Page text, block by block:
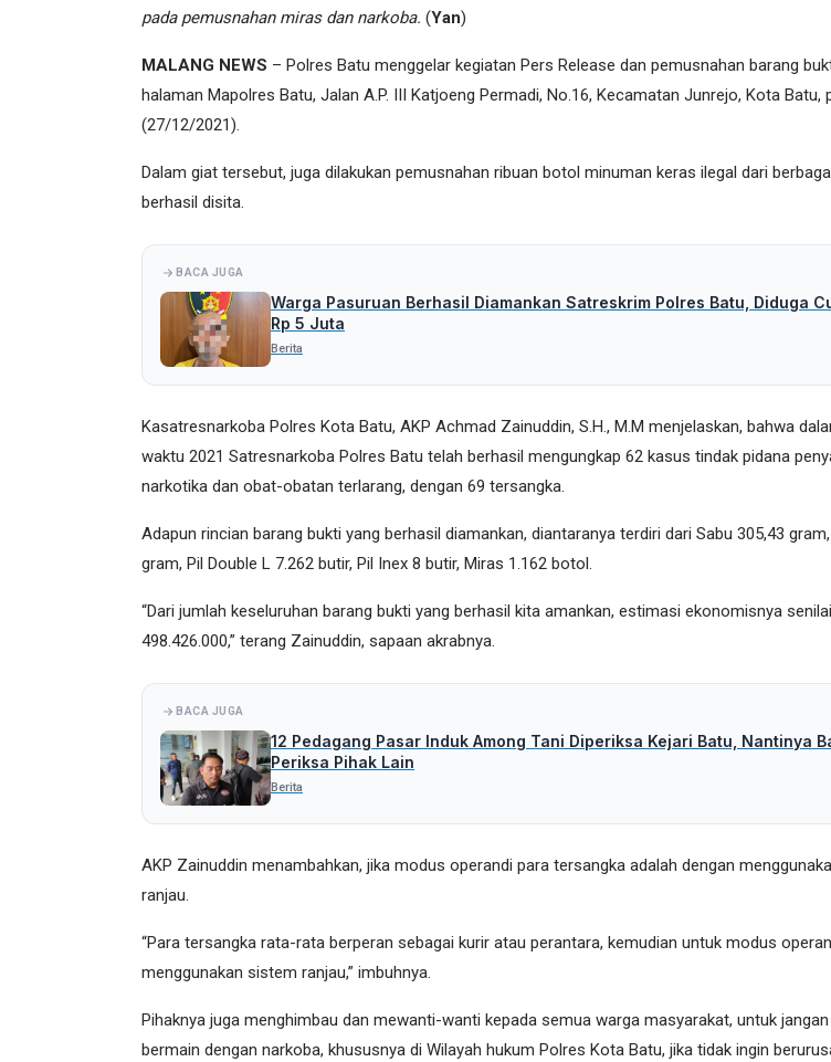
pada pemusnahan miras dan narkoba. (Yan)
MALANG NEWS – Polres Batu menggelar kegiatan Pers Release dan pemusnahan barang
halaman Mapolres Batu, Jalan A.P. III Katjoeng Permadi, No.16, Kecamatan Junrejo, Kota Batu,
(27/12/2021).
Dalam giat tersebut, juga dilakukan pemusnahan ribuan botol minuman keras ilegal dari
berhasil disita.
BACA JUGA
Warga Pasuruan Berhasil Diamankan Satreskrim Polres Batu, Diduga
Rp 5 Juta
Berita
Kasatresnarkoba Polres Kota Batu, AKP Achmad Zainuddin, S.H., M.M menjelaskan, bahwa
waktu 2021 Satresnarkoba Polres Batu telah berhasil mengungkap 62 kasus tindak pidana
narkotika dan obat-obatan terlarang, dengan 69 tersangka.
Adapun rincian barang bukti yang berhasil diamankan, diantaranya terdiri dari Sabu 305,43
gram, Pil Double L 7.262 butir, Pil Inex 8 butir, Miras 1.162 botol.
“Dari jumlah keseluruhan barang bukti yang berhasil kita amankan, estimasi ekonomisnya
498.426.000,” terang Zainuddin, sapaan akrabnya.
BACA JUGA
12 Pedagang Pasar Induk Among Tani Diperiksa Kejari Batu, Nantinya
Periksa Pihak Lain
Berita
AKP Zainuddin menambahkan, jika modus operandi para tersangka adalah dengan
ranjau.
“Para tersangka rata-rata berperan sebagai kurir atau perantara, kemudian untuk modus
menggunakan sistem ranjau,” imbuhnya.
Pihaknya juga menghimbau dan mewanti-wanti kepada semua warga masyarakat, untuk
bermain dengan narkoba, khususnya di Wilayah hukum Polres Kota Batu, jika tidak ingin